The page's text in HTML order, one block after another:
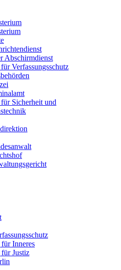
Abschirmdienst
Verfassungsschutz
Sicherheit und
Inneres
Justiz